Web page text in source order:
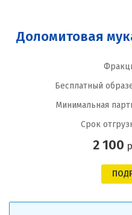
Доломитовая
Бесплатный
Минимальная
Срок
2 100